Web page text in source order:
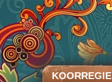
KOORREGIE